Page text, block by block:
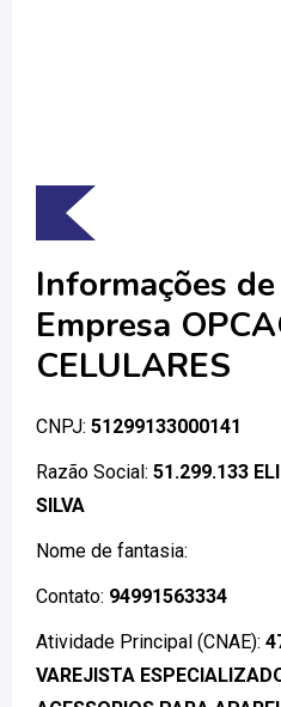
Informações
Empresa
CELULARES
CNPJ: 51299133000141
Razão Social: 51.299.133
SILVA
Nome de fantasia:
Contato: 94991563334
Atividade Principal (CNAE):
VAREJISTA